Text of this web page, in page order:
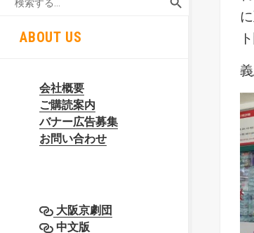
ABOUT US
会社概要
ご購読案内
バナー広告募集
お問い合わせ
大阪京劇団
中文版